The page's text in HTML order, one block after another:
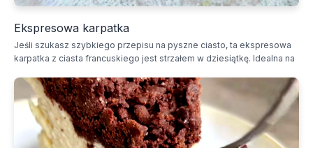
Ekspresowa karpatka
Jeśli szukasz szybkiego przepisu na pyszne ciasto, ta ekspresowa
karpatka z ciasta francuskiego jest strzałem w dziesiątkę. Idealna na